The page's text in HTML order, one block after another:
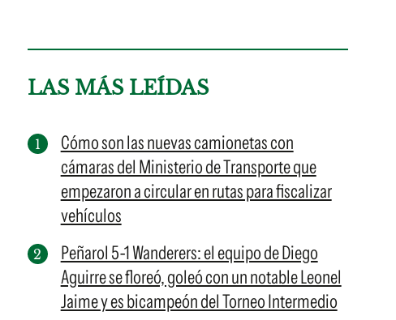
LAS MÁS LEÍDAS
Cómo son las nuevas camionetas con
cámaras del Ministerio de Transporte que
empezaron a circular en rutas para fiscalizar
vehículos
Peñarol 5-1 Wanderers: el equipo de Diego
Aguirre se floreó, goleó con un notable Leonel
Jaime y es bicampeón del Torneo Intermedio